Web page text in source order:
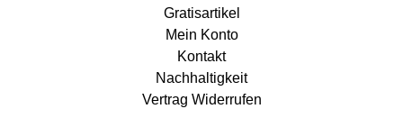
Gratisartikel
Mein Konto
Kontakt
Nachhaltigkeit
Vertrag Widerrufen